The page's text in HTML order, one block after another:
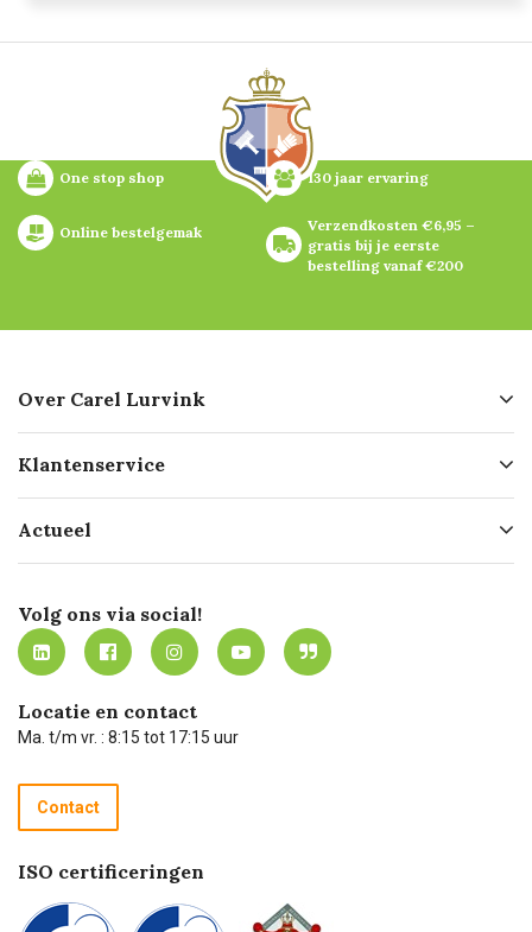
One stop shop 130 jaar ervaring
Online bestelgemak
Verzendkosten €6,95 –
gratis bij je eerste
bestelling vanaf €200
Over Carel Lurvink
Geschiedenis
Missie
Werken bij Carel Lurvink
MVO
Klantenservice
Bezorgen
Mijn Carel Lurvink
Mijn Carel Lurvink instructievideo's
Carel Lurvink App
Hulp op afstand
Technische dienst
Recycle programma
Betalen
Actueel
Innovation LAB
Tevreden klanten
Carel Lurvink Blog
Carel de podcast
Volg ons via social!
Locatie en contact
Ma. t/m vr. : 8:15 tot 17:15 uur
Contact
ISO certificeringen